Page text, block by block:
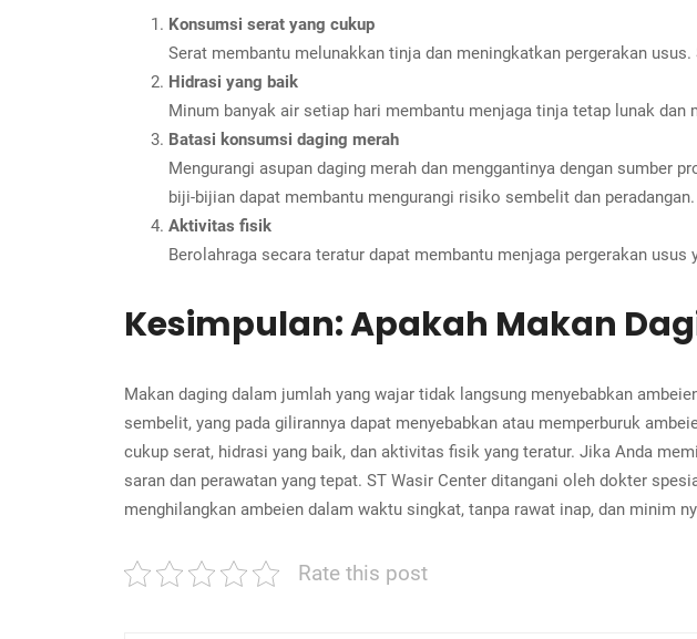
Konsumsi serat yang cukup
Serat membantu melunakkan tinja dan meningkatkan pergerakan
Hidrasi yang baik
Minum banyak air setiap hari membantu menjaga tinja tetap lunak dan
Batasi konsumsi daging merah
Mengurangi asupan daging merah dan menggantinya dengan sumber
biji-bijian dapat membantu mengurangi risiko sembelit dan peradangan.
Aktivitas fisik
Berolahraga secara teratur dapat membantu menjaga pergerakan usus
Kesimpulan: Apakah Makan
Makan daging dalam jumlah yang wajar tidak langsung menyebabkan
sembelit, yang pada gilirannya dapat menyebabkan atau memperburuk
cukup serat, hidrasi yang baik, dan aktivitas fisik yang teratur. Jika Anda
saran dan perawatan yang tepat. ST Wasir Center ditangani oleh dokter
menghilangkan ambeien dalam waktu singkat, tanpa rawat inap, dan minim
Rate this post